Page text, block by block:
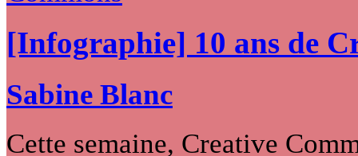
[Infographie] 10 ans de
Sabine Blanc
Cette semaine, Creative